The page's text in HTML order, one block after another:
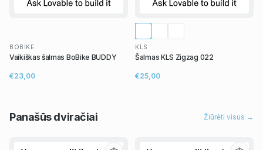
BOBIKE
Vaikiškas šalmas BoBike BUDDY
€23,00
KLS
Šalmas KLS Zigzag 022
€25,00
Panašūsdviračiai Žiūrėti visus →